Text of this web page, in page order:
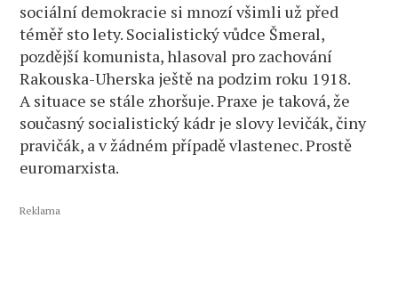
sociální demokracie si mnozí všimli už před
téměř sto lety. Socialistický vůdce Šmeral,
pozdější komunista, hlasoval pro zachování
Rakouska-Uherska ještě na podzim roku 1918.
A situace se stále zhoršuje. Praxe je taková, že
současný socialistický kádr je slovy levičák, činy
pravičák, a v žádném případě vlastenec. Prostě
euromarxista.
Reklama